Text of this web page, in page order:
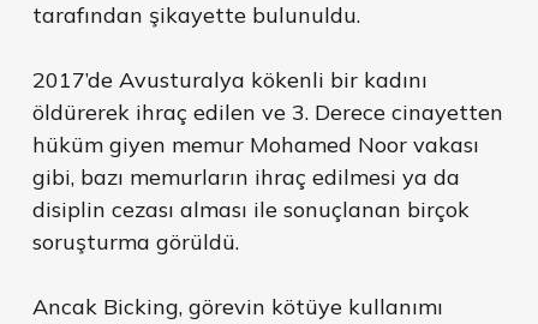
tarafından şikayette bulunuldu.
2017’de Avusturalya kökenli bir kadını
öldürerek ihraç edilen ve 3. Derece cinayetten
hüküm giyen memur Mohamed Noor vakası
gibi, bazı memurların ihraç edilmesi ya da
disiplin cezası alması ile sonuçlanan birçok
soruşturma görüldü.
Ancak Bicking, görevin kötüye kullanımı